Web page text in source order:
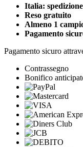
Italia:
Reso gratuito
Almeno 1
Pagamento
Pagamento sicuro
Contrassegno
Bonifico